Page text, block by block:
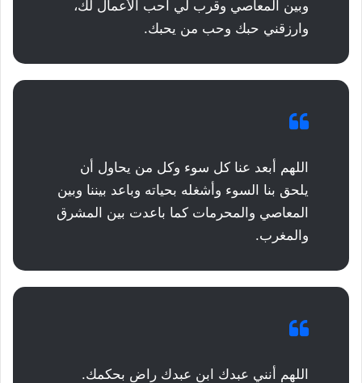
وبين المعاصي وقرب لي أحب الأعمال لك،
وارزقني حبك وحب من يحبك.
اللهم أبعد عنا كل سوء وكل من يحاول أن
يلحق بنا السوء وأشغله بحياته وباعد بيننا وبين
المعاصي والمحرمات كما باعدت بين المشرق
والمغرب.
اللهم أنني عبدك ابن عبدك راض بحكمك.